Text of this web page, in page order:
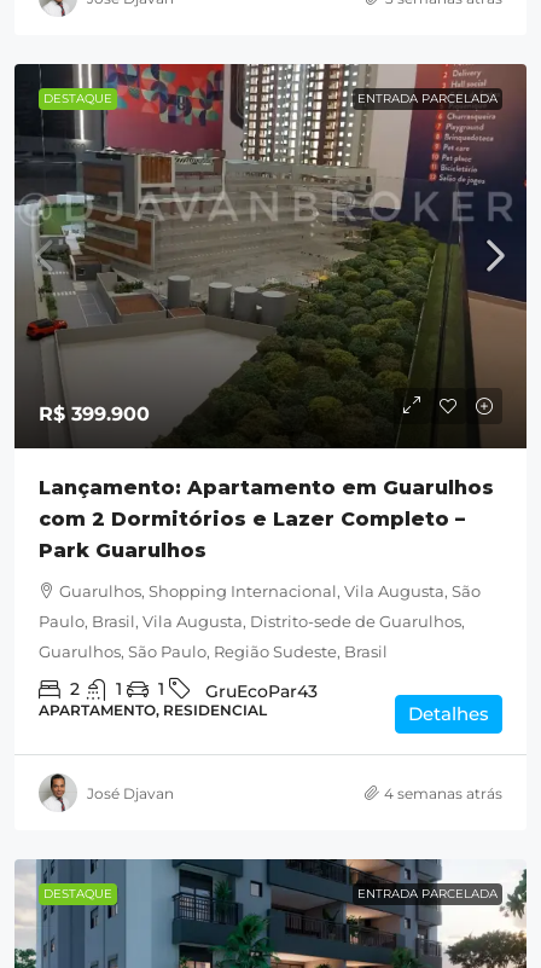
DESTAQUE ENTRADA PARCELADA
R$ 399.900
Lançamento: Apartamento em Guarulhos
com 2 Dormitórios e Lazer Completo –
Park Guarulhos
Guarulhos, Shopping Internacional, Vila Augusta, São
Paulo, Brasil, Vila Augusta, Distrito-sede de Guarulhos,
Guarulhos, São Paulo, Região Sudeste, Brasil
2 1 1 GruEcoPar43
APARTAMENTO, RESIDENCIAL Detalhes
José Djavan 4 semanas atrás
DESTAQUE ENTRADA PARCELADA